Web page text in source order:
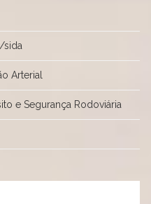
sida
Arterial
e Segurança Rodoviária